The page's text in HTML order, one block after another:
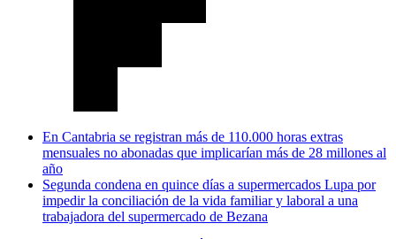
En Cantabria se registran más de 110.000 horas extras
mensuales no abonadas que implicarían más de 28 millones al
año
Segunda condena en quince días a supermercados Lupa por
impedir la conciliación de la vida familiar y laboral a una
trabajadora del supermercado de Bezana